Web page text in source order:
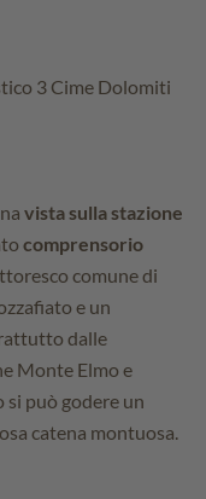
3 Cime Dolomiti
vista sulla stazione
comprensorio
comune di
e un
dalle
Monte Elmo e
si può godere un
catena montuosa.